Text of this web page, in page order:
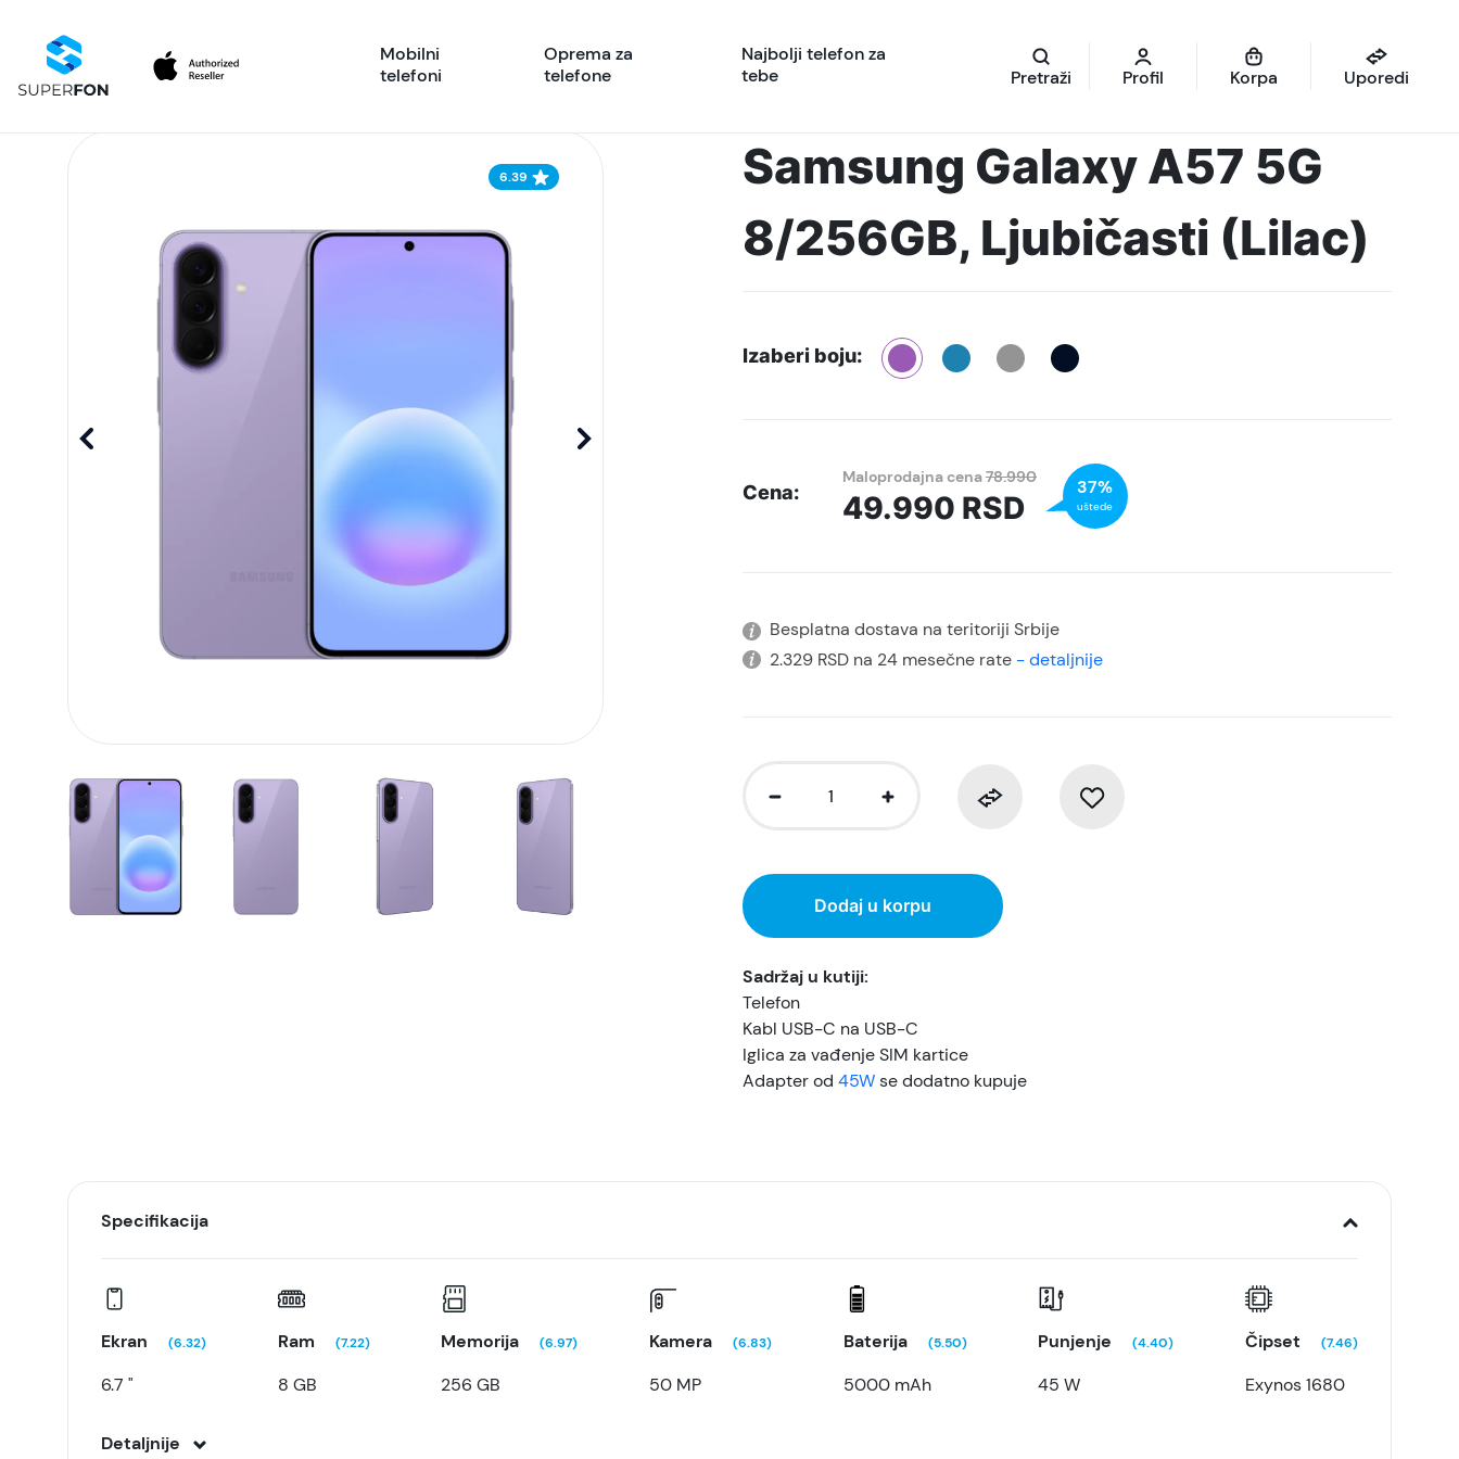
Mobilni
telefoni
Oprema za
telefone
Najbolji telefon za
tebe
Pretraži Profil Korpa Uporedi
6.39
Samsung Galaxy A57 5G
8/256GB, Ljubičasti (Lilac)
Izaberi boju:
Cena:
Maloprodajna cena78.990
49.990 RSD
37%
uštede
Besplatna dostava na teritoriji Srbije
2.329 RSD na 24 mesečne rate- detaljnije
Dodaj u korpu
Sadržaj u kutiji:
Telefon
Kabl USB-C na USB-C
Iglica za vađenje SIM kartice
Adapter od 45Wse dodatno kupuje
Specifikacija
Ekran (6.32)
6.7 "
Ram (7.22)
8 GB
Memorija (6.97)
256 GB
Kamera (6.83)
50 MP
Baterija (5.50)
5000 mAh
Punjenje (4.40)
45 W
Čipset (7.46)
Exynos 1680
Detaljnije